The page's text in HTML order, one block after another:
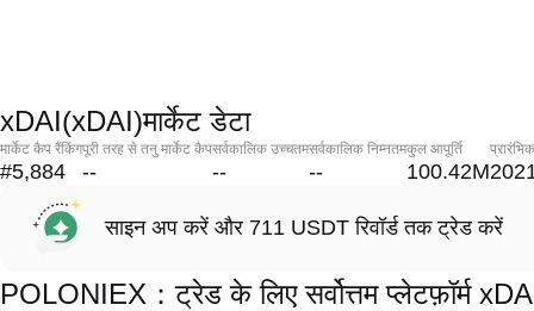
xDAI(xDAI)मार्केट डेटा
मार्केट कैप रैंकिंग
#5,884
पूरी तरह से तनु मार्केट कैप
--
सर्वकालिक उच्चतम
--
सर्वकालिक निम्नतम
--
कुल आपूर्ति
100.42M
साइन अप करें और 711 USDT रिवॉर्ड तक ट्रेड करें
POLONIEX：ट्रेड के लिए सर्वोत्तम प्लेटफ़ॉर्म